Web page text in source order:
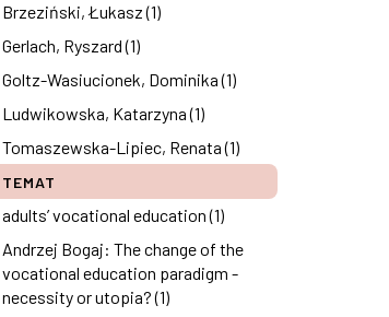
Brzeziński, Łukasz (1)
Gerlach, Ryszard (1)
Goltz-Wasiucionek, Dominika (1)
Ludwikowska, Katarzyna (1)
Tomaszewska-Lipiec, Renata (1)
TEMAT
adults’ vocational education (1)
Andrzej Bogaj: The change of the
vocational education paradigm -
necessity or utopia? (1)